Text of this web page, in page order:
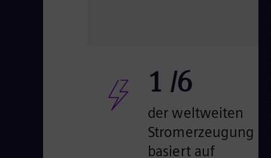
1 /6
der weltweiten
Stromerzeugung
basiert auf